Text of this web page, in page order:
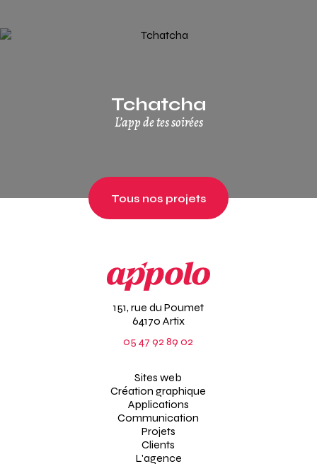
Tchatcha
L’app de tes soirées
Tous nos projets
151, rue du Poumet
64170 Artix
05 47 92 89 02
Sites web
Création graphique
Applications
Communication
Projets
Clients
L'agence